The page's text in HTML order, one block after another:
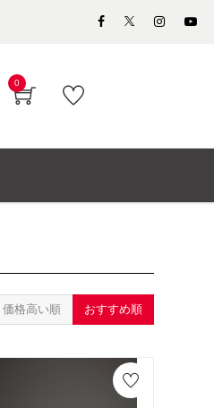
0
価格高い順 おすすめ順